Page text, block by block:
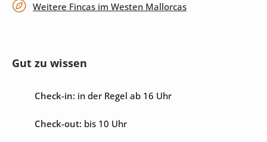
Weitere Fincas im Westen Mallorcas
Gut zu wissen
Check-in: in der Regel ab 16 Uhr
Check-out: bis 10 Uhr